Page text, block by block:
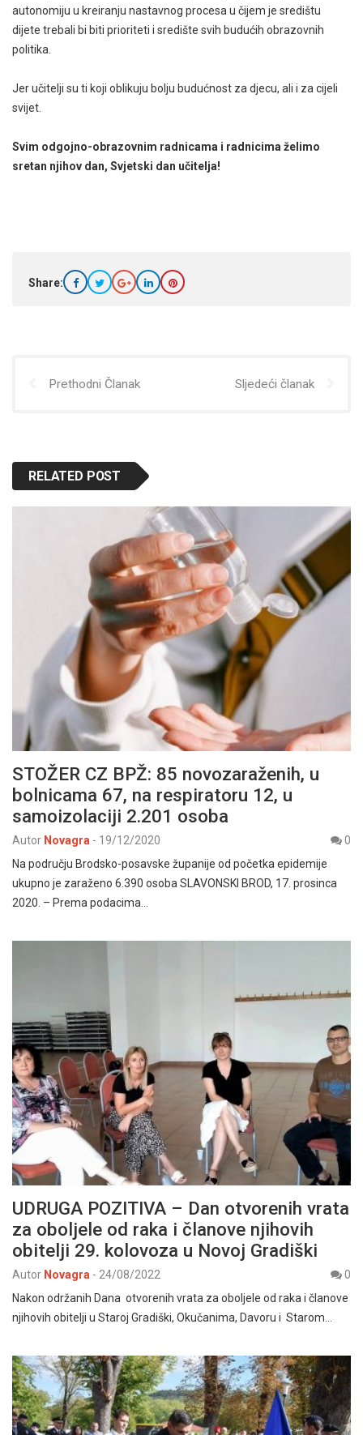
autonomiju u kreiranju nastavnog procesa u čijem je središtu
dijete trebali bi biti prioriteti i središte svih budućih obrazovnih
politika.
Jer učitelji su ti koji oblikuju bolju budućnost za djecu, ali i za cijeli
svijet.
Svim odgojno-obrazovnim radnicama i radnicima želimo
sretan njihov dan, Svjetski dan učitelja!
Share:
Prethodni Članak Sljedeći članak
RELATED POST
STOŽER CZ BPŽ: 85 novozaraženih, u
bolnicama 67, na respiratoru 12, u
samoizolaciji 2.201 osoba
Autor Novagra - 19/12/2020
0
Na području Brodsko-posavske županije od početka epidemije
ukupno je zaraženo 6.390 osoba SLAVONSKI BROD, 17. prosinca
2020. – Prema podacima…
UDRUGA POZITIVA – Dan otvorenih vrata
za oboljele od raka i članove njihovih
obitelji 29. kolovoza u Novoj Gradiški
Autor Novagra - 24/08/2022
0
Nakon održanih Dana otvorenih vrata za oboljele od raka i članove
njihovih obitelji u Staroj Gradiški, Okučanima, Davoru i Starom…